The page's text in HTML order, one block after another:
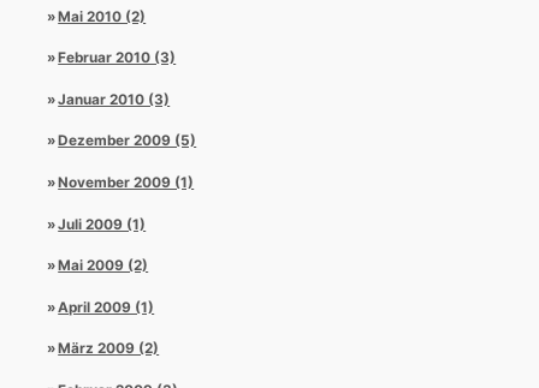
Mai 2010 (2)
Februar 2010 (3)
Januar 2010 (3)
Dezember 2009 (5)
November 2009 (1)
Juli 2009 (1)
Mai 2009 (2)
April 2009 (1)
März 2009 (2)